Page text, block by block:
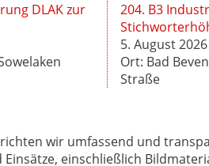
DLAK zur
204. B3
5. August
Ort: Bad
Straße
wir umfassend und
einschließlich